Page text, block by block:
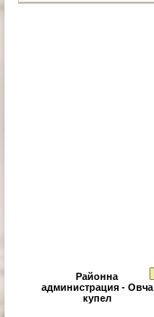
Районна
администрация - Овча
купел